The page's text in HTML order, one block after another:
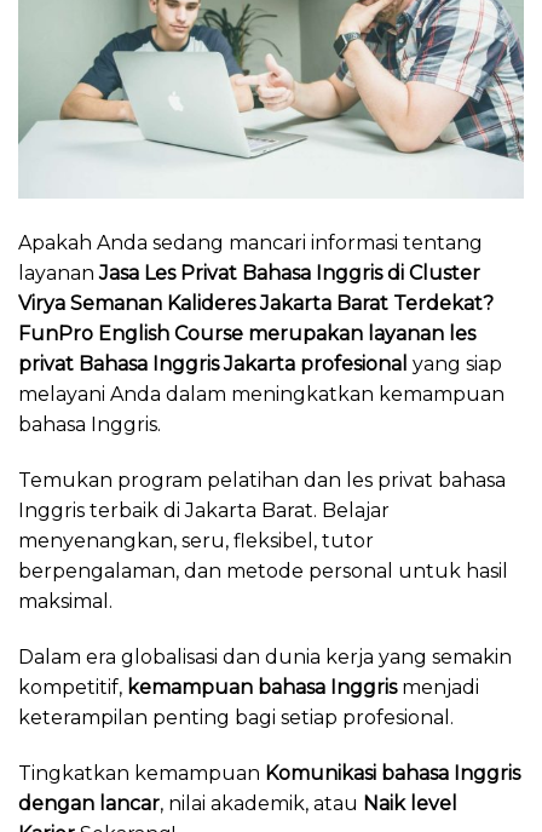
Apakah Anda sedang mancari informasi tentang
layananJasa Les Privat Bahasa Inggris di Cluster
Virya Semanan Kalideres Jakarta Barat Terdekat?
FunPro English Course merupakan layanan les
privat Bahasa Inggris Jakarta profesional yang siap
melayani Anda dalam meningkatkan kemampuan
bahasa Inggris.
Temukan program pelatihan dan les privat bahasa
Inggris terbaik di Jakarta Barat. Belajar
menyenangkan, seru, fleksibel, tutor
berpengalaman, dan metode personal untuk hasil
maksimal.
Dalam era globalisasi dan dunia kerja yang semakin
kompetitif, kemampuan bahasa Inggrismenjadi
keterampilan penting bagi setiap profesional.
Tingkatkan kemampuan Komunikasi bahasa Inggris
dengan lancar, nilai akademik, atau Naik level